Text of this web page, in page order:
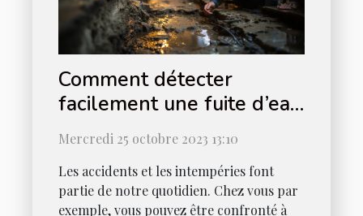
Comment détecter
facilement une fuite d’eau
chez vous ?
Mercredi 25 octobre 2023 13:10
Les accidents et les intempéries font
partie de notre quotidien. Chez vous par
exemple, vous pouvez être confronté à